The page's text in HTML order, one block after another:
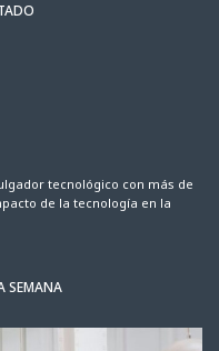
tecnológico con más de
de la tecnología en la
SEMANA